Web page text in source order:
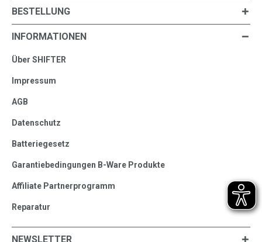
BESTELLUNG
INFORMATIONEN
Über SHIFTER
Impressum
AGB
Datenschutz
Batteriegesetz
Garantiebedingungen B-Ware Produkte
Affiliate Partnerprogramm
Reparatur
NEWSLETTER